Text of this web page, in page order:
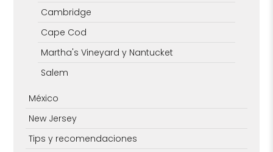
Cambridge
Cape Cod
Martha's Vineyard y Nantucket
Salem
México
New Jersey
Tips y recomendaciones